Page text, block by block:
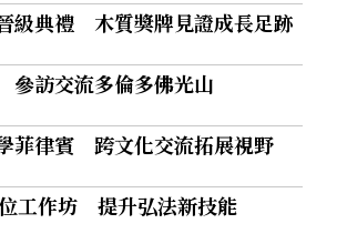
級典禮 木質獎牌見證成長足跡
訪交流多倫多佛光山
菲律賓 跨文化交流拓展視野
工作坊 提升弘法新技能